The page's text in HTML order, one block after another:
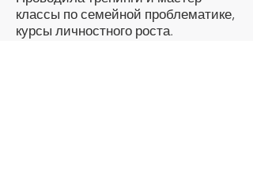
классы по семейной проблематике,
курсы личностного роста.